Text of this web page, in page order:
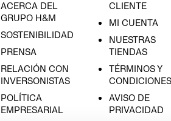
ACERCA DEL
GRUPO H&M
SOSTENIBILIDAD
PRENSA
RELACIÓN CON
INVERSONISTAS
POLÍTICA
EMPRESARIAL
CLIENTE
MI CUENTA
NUESTRAS
TIENDAS
TÉRMINOS Y
CONDICIONES
AVISO DE
PRIVACIDAD